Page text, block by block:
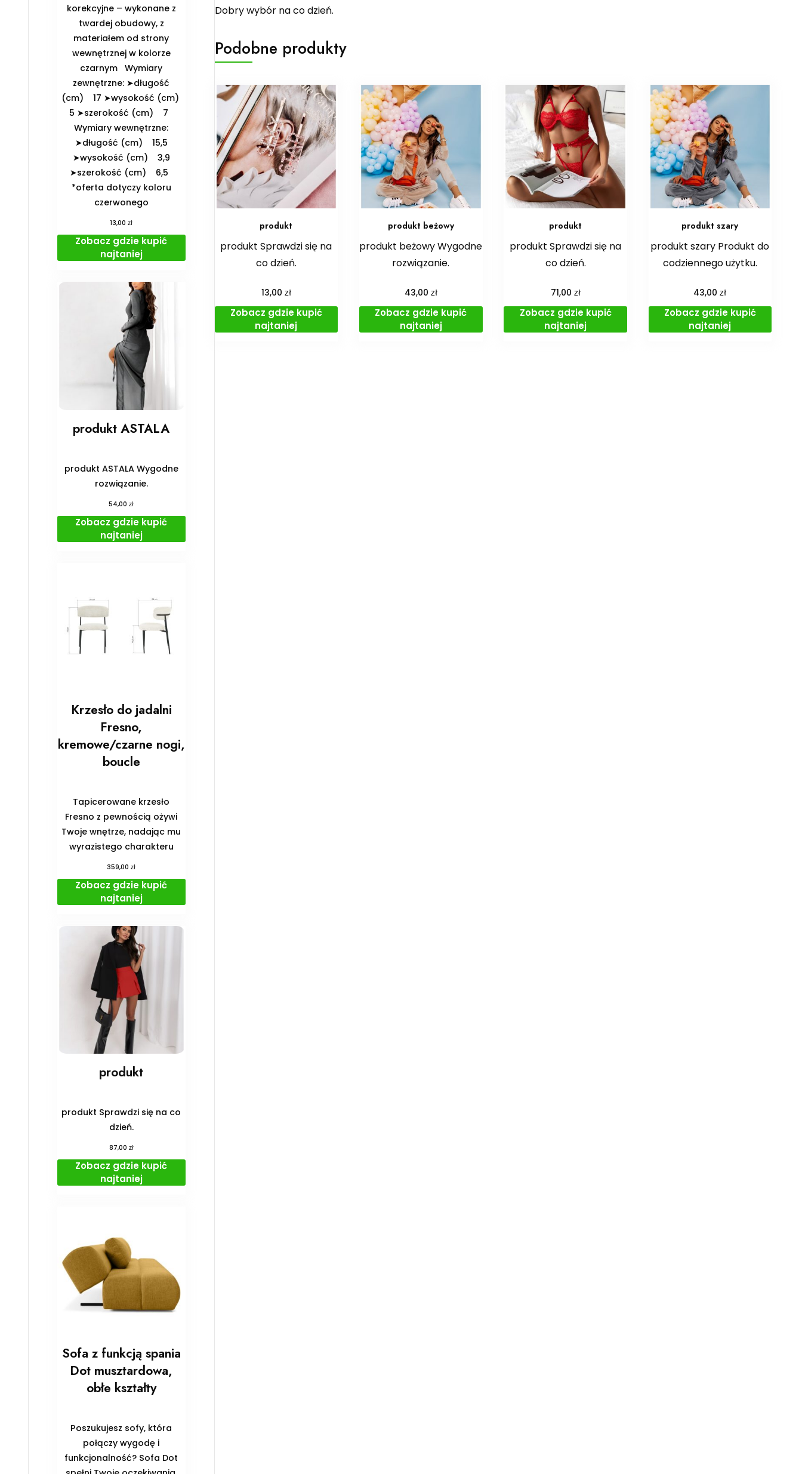
Dobry wybór na co dzień.
Podobne produkty
produkt
produkt Sprawdzi się na
co dzień.
13,00 zł
Zobacz gdzie kupić
najtaniej
produkt beżowy
produkt beżowy Wygodne
rozwiązanie.
43,00 zł
Zobacz gdzie kupić
najtaniej
produkt
produkt Sprawdzi się na
co dzień.
71,00 zł
Zobacz gdzie kupić
najtaniej
produkt szary
produkt szary Produkt do
codziennego użytku.
43,00zł
Zobacz gdzie kupić
najtaniej
korekcyjne – wykonane z
twardej obudowy, z
materiałem od strony
wewnętrznej w kolorze
czarnym ️Wymiary
zewnętrzne: ➤długość
(cm) 17 ➤wysokość (cm)
5 ➤szerokość (cm) 7
️Wymiary wewnętrzne:
➤długość (cm) 15,5
➤wysokość (cm) 3,9
➤szerokość (cm) 6,5
*oferta dotyczy koloru
czerwonego
13,00zł
Zobacz gdzie kupić
najtaniej
produkt ASTALA
produkt ASTALA Wygodne
rozwiązanie.
54,00zł
Zobacz gdzie kupić
najtaniej
Krzesło do jadalni
Fresno,
kremowe/czarne nogi,
boucle
Tapicerowane krzesło
Fresno z pewnością ożywi
Twoje wnętrze, nadając mu
wyrazistego charakteru
359,00zł
Zobacz gdzie kupić
najtaniej
produkt
produkt Sprawdzi się na co
dzień.
87,00 zł
Zobacz gdzie kupić
najtaniej
Sofa z funkcją spania
Dot musztardowa,
obłe kształty
Poszukujesz sofy, która
połączy wygodę i
funkcjonalność? Sofa Dot